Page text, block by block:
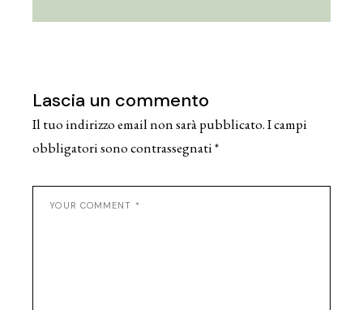
Lascia un commento
Il tuo indirizzo email non sarà pubblicato.I campi
obbligatori sono contrassegnati*